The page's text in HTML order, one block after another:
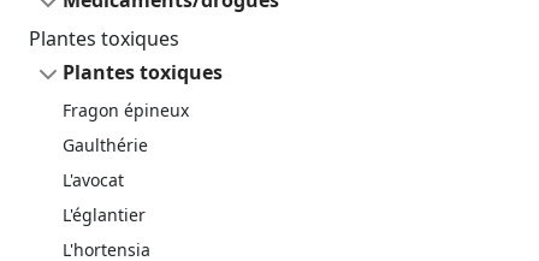
Plantes toxiques
Plantes toxiques
Fragon épineux
Gaulthérie
L'avocat
L'églantier
L'hortensia